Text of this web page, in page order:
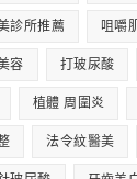
診所推薦 咀嚼
容 打玻尿酸
植體 周圍炎
法令紋醫美